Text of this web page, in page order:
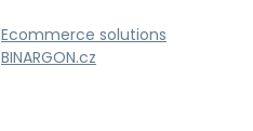
Ecommerce solutions
BINARGON.cz